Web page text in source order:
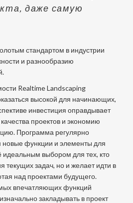
даже самую
стандартом в индустрии
и разнообразию
Realtime Landscaping
высокой для начинающих,
инвестиция оправдывает
проектов и экономию
Программа регулярно
новые функции и элементы для
идеальным выбором для тех, кто
текущих задач, но и желает идти в
над проектами будущего.
впечатляющих функций
закладывать в проект